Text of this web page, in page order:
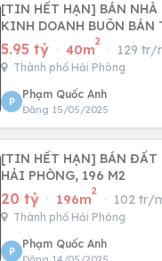
[TIN HẾT HẠN] BÁN NHÀ
KINH DOANH BUÔN BÁN
5.95 tỷ · 40m
2
· 129 tr/
Thành phố Hải Phòng
P
Phạm Quốc Anh
Đăng 15/05/2025
[TIN HẾT HẠN] BÁN
HẢI PHÒNG, 196 M2
20 tỷ · 196m
2
· 102 tr/
Thành phố Hải Phòng
P
Phạm Quốc Anh